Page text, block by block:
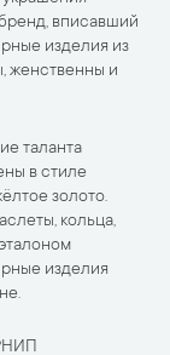
вписавший
изделия из
женственны и
таланта
в стиле
золото.
кольца,
изделия